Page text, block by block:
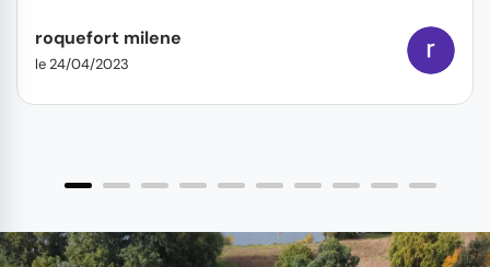
roquefort milene
le 24/04/2023